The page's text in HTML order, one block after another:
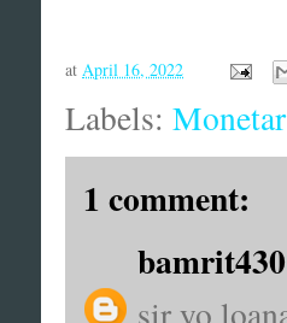
at April 16, 2022
Labels:
1 comment:
sir yo